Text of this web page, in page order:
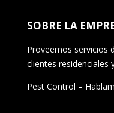
SOBRE LA
Proveemos servicios
clientes residenciales
Pest Control –